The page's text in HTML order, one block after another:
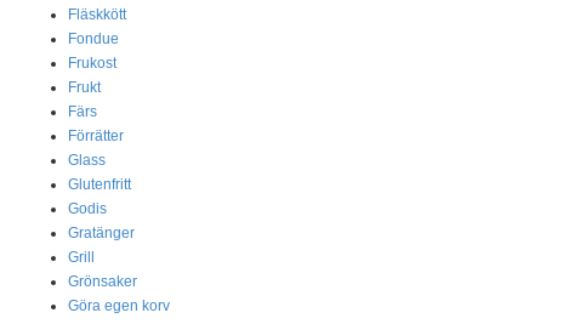
Fläskkött
Fondue
Frukost
Frukt
Färs
Förrätter
Glass
Glutenfritt
Godis
Gratänger
Grill
Grönsaker
Göra egen korv